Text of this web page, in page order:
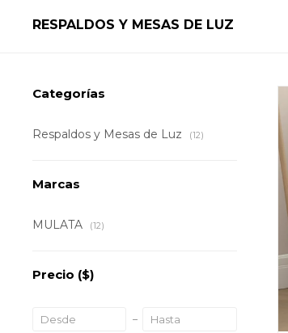
RESPALDOS Y MESAS DE LUZ
Categorías
Respaldos y Mesas de Luz (12)
Marcas
MULATA (12)
Precio ($)